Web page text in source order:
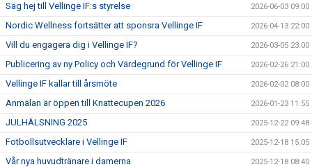
Säg hej till Vellinge IF:s styrelse 2026-06-03 09:00
Nordic Wellness fortsätter att sponsra Vellinge IF 2026-04-13 22:00
Vill du engagera dig i Vellinge IF? 2026-03-05 23:00
Publicering av ny Policy och Värdegrund för Vellinge IF 2026-02-26 21:00
Vellinge IF kallar till årsmöte 2026-02-02 08:00
Anmälan är öppen till Knattecupen 2026 2026-01-23 11:55
JULHÄLSNING 2025 2025-12-22 09:48
Fotbollsutvecklare i Vellinge IF 2025-12-18 15:05
Vår nya huvudtränare i damerna 2025-12-18 08:40